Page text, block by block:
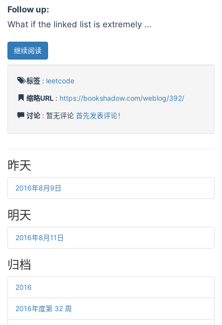
Follow up:
What if the linked list is extremely ...
继续阅读
标签 : leetcode
缩略URL : https://bookshadow.com/weblog/392/
讨论: 暂无评论 首先发表评论！
昨天
2016年8月9日
明天
2016年8月11日
归档
2016
2016年度第 32 周